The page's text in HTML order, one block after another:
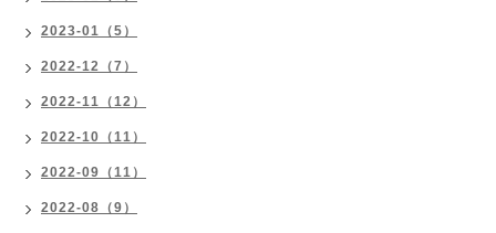
2023-01（5）
2022-12（7）
2022-11（12）
2022-10（11）
2022-09（11）
2022-08（9）